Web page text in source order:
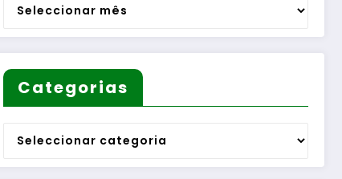
Categorias
Categorias